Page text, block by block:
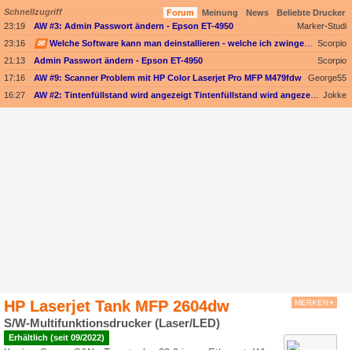
Schnellzugriff Forum Meinung News
Beliebte Drucker
23:19
AW #3: Admin Passwort ändern - Epson ET-4950
Marker-Studi
23:16
✉
Scorpio
21:13
Admin Passwort ändern - Epson ET-4950
Scorpio
17:16
AW #9: Scanner Problem mit HP Color Laserjet Pro MFP M479fdw
George55
16:27
Jokke
MERKEN+
HP Laserjet Tank MFP 2604dw
S/W-Multifunktionsdrucker (Laser/LED)
Erhältlich (seit 09/2022)